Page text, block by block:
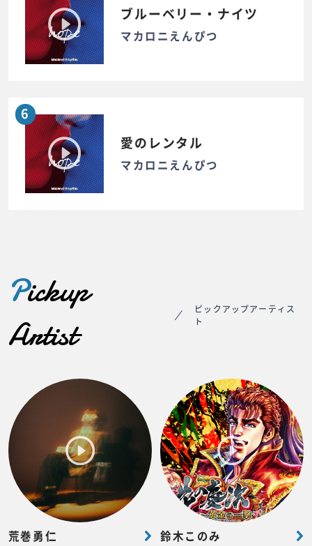
ブルーベリー・ナイツ
マカロニえんぴつ
6
愛のレンタル
マカロニえんぴつ
Pickup
Artist
ピックアップアーティス
ト
荒巻勇仁 鈴木このみ